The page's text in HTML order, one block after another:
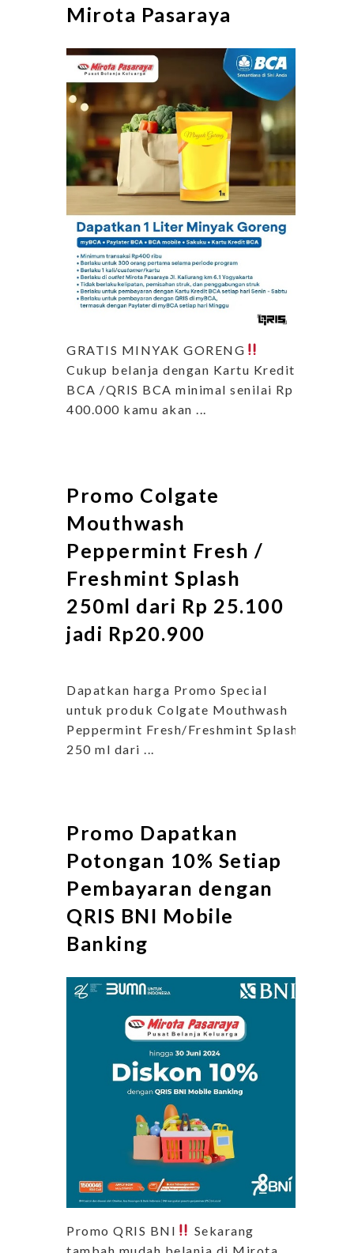
Mirota Pasaraya
GRATIS MINYAK GORENG
Cukup belanja dengan Kartu Kredit
BCA /QRIS BCA minimal senilai Rp
400.000 kamu akan ...
Promo Colgate
Mouthwash
Peppermint Fresh /
Freshmint Splash
250ml dari Rp 25.100
jadi Rp20.900
Dapatkan harga Promo Special
untuk produk Colgate Mouthwash
Peppermint Fresh/Freshmint Splash
250 ml dari ...
Promo Dapatkan
Potongan 10% Setiap
Pembayaran dengan
QRIS BNI Mobile
Banking
Promo QRIS BNI
Sekarang